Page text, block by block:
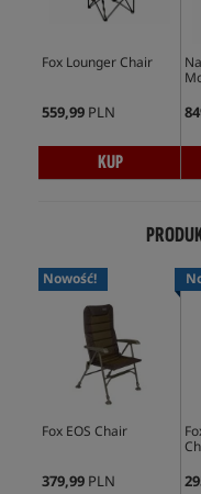
Fox Lounger Chair
559,99 PLN
KUP
Nowość!
Fox EOS Chair
379,99 PLN